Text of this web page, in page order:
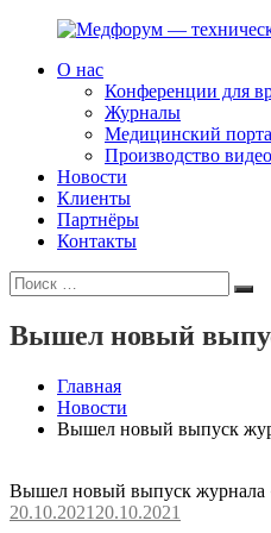
Перейти
содержимому
Медфорум
технический
организатор
мероприятий
врачей
консультируем
участников
российского
фармрынка
помогаем
выстраивать
с
медицинским
и
фармацевтическим
О нас
Конференции для
Журналы
Медицинский
Производство видео
Новости
Клиенты
Партнёры
Контакты
Искать:
Вышел новый
Главная
Новости
Вышел новый выпуск
Вышел новый выпуск журнала
20.10.2021 20.10.2021